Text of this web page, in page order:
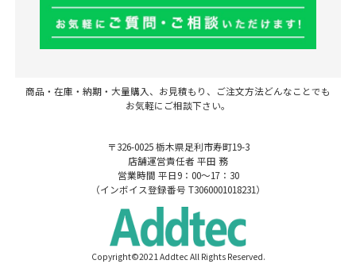
商品・在庫・納期・大量購入、お見積もり、ご注文方法どんなことでも
お気軽にご相談下さい。
〒326-0025 栃木県足利市寿町19-3
店舗運営責任者 平田 務
営業時間 平日9：00～17：30
（インボイス登録番号 T3060001018231）
Copyright©2021 Addtec All Rights Reserved.